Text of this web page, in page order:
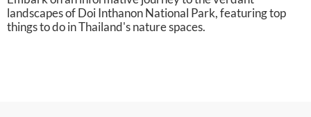
landscapes of Doi Inthanon National Park, featuring top
things to do in Thailand's nature spaces.